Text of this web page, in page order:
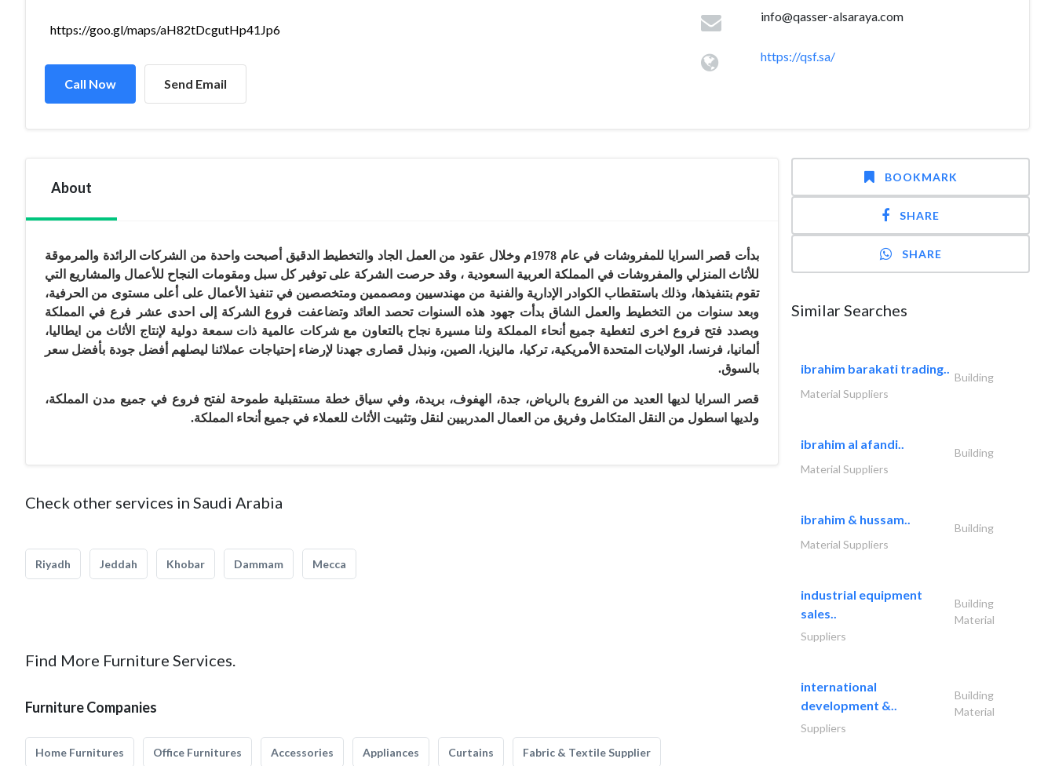
https://goo.gl/maps/aH82tDcgutHp41Jp6
Call Now Send Email
info@qasser-alsaraya.com
https://qsf.sa/
About
بدأت قصر السرايا للمفروشات في عام 1978م وخلال عقود من العمل الجاد والتخطيط الدقيق أصبحت واحدة من الشركات الرائدة والمرموقة
للأثاث المنزلي والمفروشات في المملكة العربية السعودية ، وقد حرصت الشركة على توفير كل سبل ومقومات النجاح للأعمال والمشاريع التي
تقوم بتنفيذها، وذلك باستقطاب الكوادر الإدارية والفنية من مهندسيين ومصممين ومتخصصين في تنفيذ الأعمال على أعلى مستوى من الحرفية،
وبعد سنوات من التخطيط والعمل الشاق بدأت جهود هذه السنوات تحصد العائد وتضاعفت فروع الشركة إلى احدى عشر فرع في المملكة
وبصدد فتح فروع اخرى لتغطية جميع أنحاء المملكة ولنا مسيرة نجاح بالتعاون مع شركات عالمية ذات سمعة دولية لإنتاج الأثاث من ايطاليا،
ألمانيا، فرنسا، الولايات المتحدة الأمريكية، تركيا، ماليزيا، الصين، ونبذل قصارى جهدنا لإرضاء إحتياجات عملائنا ليصلهم أفضل جودة بأفضل سعر
بالسوق.
قصر السرايا لديها العديد من الفروع بالرياض، جدة، الهفوف، بريدة، وفي سياق خطة مستقبلية طموحة لفتح فروع في جميع مدن المملكة،
ولديها اسطول من النقل المتكامل وفريق من العمال المدربيين لنقل وتثبيت الأثاث للعملاء في جميع أنحاء المملكة.
Check other services in Saudi Arabia
Riyadh Jeddah Khobar Dammam Mecca
Find More Furniture Services.
Furniture Companies
Home Furnitures Office Furnitures Accessories Appliances Curtains Fabric & Textile Supplier
BOOKMARK
SHARE
SHARE
Similar Searches
ibrahim barakati trading..
Building
Material Suppliers
ibrahim al afandi..
Building
Material Suppliers
ibrahim & hussam..
Building
Material Suppliers
industrial equipment
sales..
Building
Material
Suppliers
international
development &..
Building
Material
Suppliers